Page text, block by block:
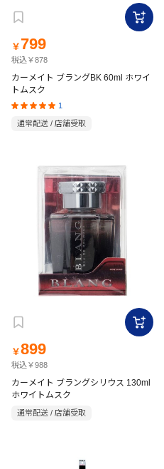
￥ 799
税込￥878
カーメイト ブラングBK 60ml ホワイ
トムスク
1
通常配送 / 店舗受取
￥899
税込￥988
カーメイト ブラングシリウス 130ml
ホワイトムスク
通常配送 / 店舗受取